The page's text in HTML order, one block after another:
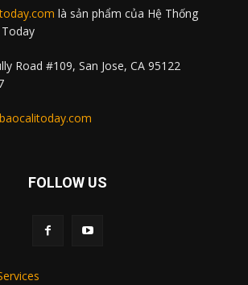
là sản phẩm của Hệ Thống
Road #109, San Jose, CA 95122
FOLLOW US